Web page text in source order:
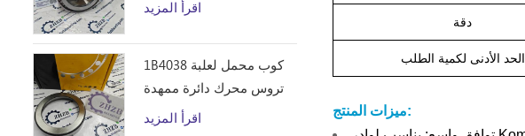
دقة
الحد الأدنى لكمية الطلب
ميزات المنتج:
المحامل
اقرأ المزيد
1B4038 كوب محمل لعلبة
تروس محرك دائرة ممهدة
الطرق
اقرأ المزيد